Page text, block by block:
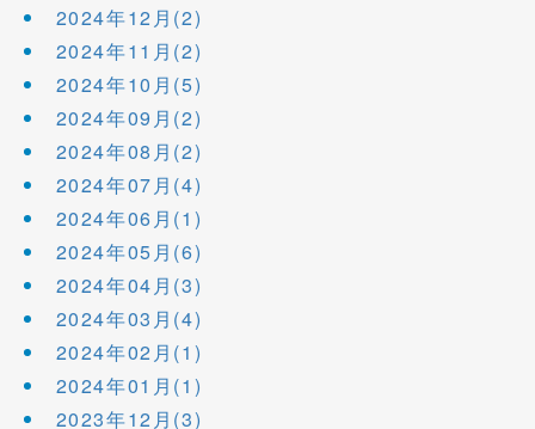
2024年12月(2)
2024年11月(2)
2024年10月(5)
2024年09月(2)
2024年08月(2)
2024年07月(4)
2024年06月(1)
2024年05月(6)
2024年04月(3)
2024年03月(4)
2024年02月(1)
2024年01月(1)
2023年12月(3)